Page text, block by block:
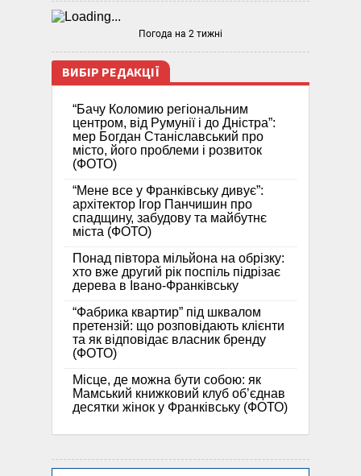
Погода на 2 тижні
ВИБІР РЕДАКЦІЇ
“Бачу Коломию регіональним
центром, від Румунії і до Дністра”:
мер Богдан Станіславський про
місто, його проблеми і розвиток
(ФОТО)
“Мене все у Франківську дивує”:
архітектор Ігор Панчишин про
спадщину, забудову та майбутнє
міста (ФОТО)
Понад півтора мільйона на обрізку:
хто вже другий рік поспіль підрізає
дерева в Івано-Франківську
“Фабрика квартир” під шквалом
претензій: що розповідають клієнти
та як відповідає власник бренду
(ФОТО)
Місце, де можна бути собою: як
Мамський книжковий клуб об’єднав
десятки жінок у Франківську (ФОТО)